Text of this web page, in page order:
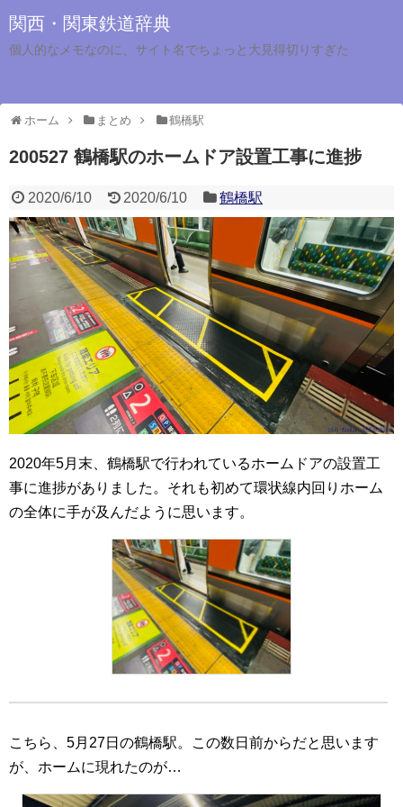
関西・関東鉄道辞典
個人的なメモなのに、サイト名でちょっと大見得切りすぎた
ホーム まとめ 鶴橋駅
200527 鶴橋駅のホームドア設置工事に進捗
2020/6/10 2020/6/10 鶴橋駅
2020年5月末、鶴橋駅で行われているホームドアの設置工
事に進捗がありました。それも初めて環状線内回りホーム
の全体に手が及んだように思います。
こちら、5月27日の鶴橋駅。この数日前からだと思います
が、ホームに現れたのが…